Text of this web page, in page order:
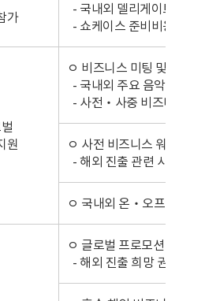
가
- 국내외 델리게이트 및
- 쇼케이스 준비비용 지급
원
ㅇ 비즈니스 미팅 및 네트
- 국내외 주요 음악 및 엔
- 사전‧사중 비즈니스 미
ㅇ 사전 비즈니스 워크숍
- 해외 진출 관련 사전 비
ㅇ 국내외 온‧오프라인
ㅇ 글로벌 프로모션 지원
- 해외 진출 희망 권역 특